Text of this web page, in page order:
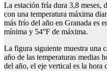
La estación fría dura 3,8 meses,
con una temperatura máxima
más frío del año en Granada es
mínima y 54°F de máxima.
La figura siguiente muestra una
año de las temperaturas medias
del año, el eje vertical es la hora